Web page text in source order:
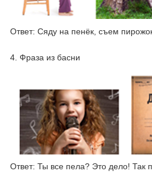
Ответ: Сяду на пенёк, съем
4. Фраза из басни
Ответ: Ты все пела? Это дело!